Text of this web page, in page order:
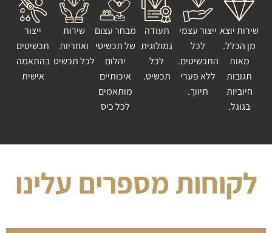
שירות יוצא
מן הכלל.
מאות
תגובות
חיוביות
בגוגל.
ייצור עצמי
לכל
התכשיטים.
ללא פערי
תיווך.
תעודה
גמולוגית
לכל
תכשיט.
מבחר עצום
של תכשיטי
יהלום
איכותיים
מותאמים
לכל כיס
שירות
ואחריות
לכל תכשיט
ייצור
תכשיטים
בהתאמה
אישית
לקוחות מספרים עלינו